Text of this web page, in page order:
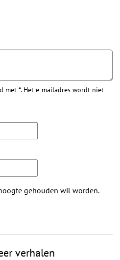
met *. Het e-mailadres wordt niet
gehouden wil worden.
verhalen